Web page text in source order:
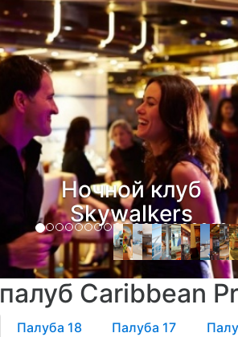
Поле для мини-
теннистный корт,
беговая дорожка
Caribbean
Палуба 18 Палуба 17